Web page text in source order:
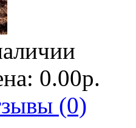
0.00р.
(0)